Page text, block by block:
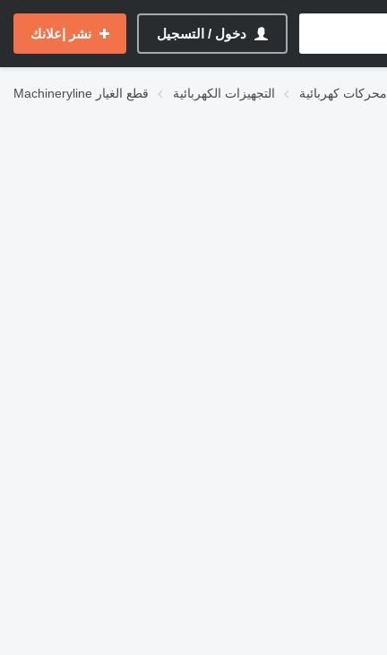
دخول / التسجيل نشر إعلانك
Machineryline قطع الغيار التجهيزات الكهربائية محركات كهربائية